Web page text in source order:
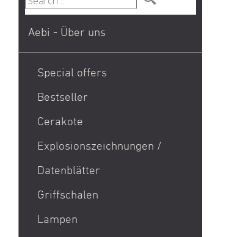
Aebi - Über uns
Special offers
Bestseller
1911
Aktion Bester Preis
AR 15
B&T Print-X
CZ 75 / CZ TS
Cerakote
Explosionszeichnungen /
Datenblätter
Griffschalen
Lampen